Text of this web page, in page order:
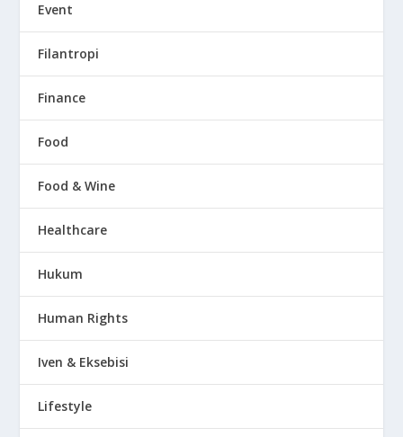
Event
Filantropi
Finance
Food
Food & Wine
Healthcare
Hukum
Human Rights
Iven & Eksebisi
Lifestyle